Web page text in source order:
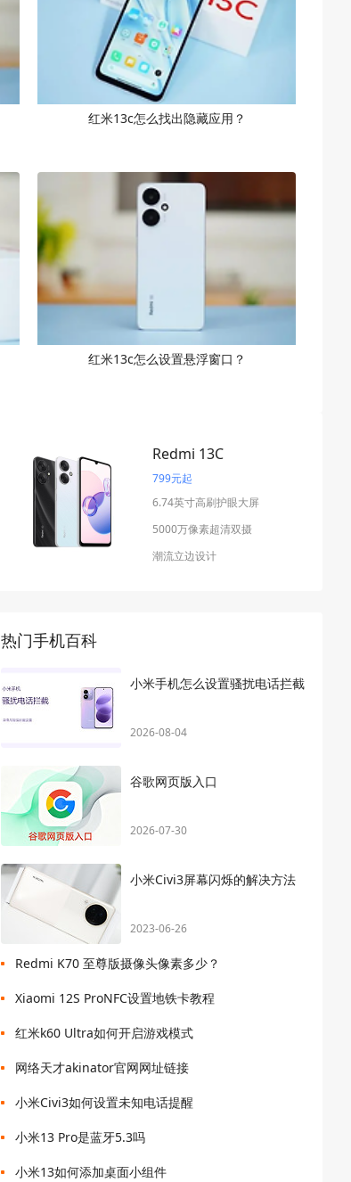
红米13c怎么找出隐藏应用？
红米13c怎么设置悬浮窗口？
Redmi 13C
799元起
6.74英寸高刷护眼大屏
5000万像素超清双摄
潮流立边设计
热门手机百科
小米手机怎么设置骚扰电话拦截
2026-08-04
谷歌网页版入口
2026-07-30
小米Civi3屏幕闪烁的解决方法
2023-06-26
Redmi K70 至尊版摄像头像素多少？
Xiaomi 12S ProNFC设置地铁卡教程
红米k60 Ultra如何开启游戏模式
网络天才akinator官网网址链接
小米Civi3如何设置未知电话提醒
小米13 Pro是蓝牙5.3吗
小米13如何添加桌面小组件